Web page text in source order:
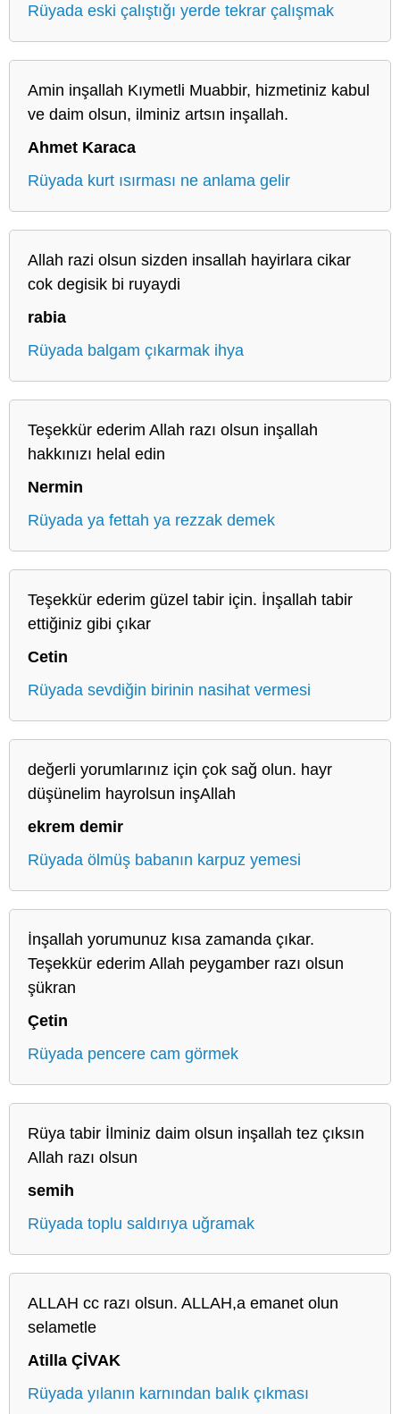
Rüyada eski çalıştığı yerde tekrar çalışmak
Amin inşallah Kıymetli Muabbir, hizmetiniz kabul
ve daim olsun, ilminiz artsın inşallah.
Ahmet Karaca
Rüyada kurt ısırması ne anlama gelir
Allah razi olsun sizden insallah hayirlara cikar
cok degisik bi ruyaydi
rabia
Rüyada balgam çıkarmak ihya
Teşekkür ederim Allah razı olsun inşallah
hakkınızı helal edin
Nermin
Rüyada ya fettah ya rezzak demek
Teşekkür ederim güzel tabir için. İnşallah tabir
ettiğiniz gibi çıkar
Cetin
Rüyada sevdiğin birinin nasihat vermesi
değerli yorumlarınız için çok sağ olun. hayr
düşünelim hayrolsun inşAllah
ekrem demir
Rüyada ölmüş babanın karpuz yemesi
İnşallah yorumunuz kısa zamanda çıkar.
Teşekkür ederim Allah peygamber razı olsun
şükran
Çetin
Rüyada pencere cam görmek
Rüya tabir İlminiz daim olsun inşallah tez çıksın
Allah razı olsun
semih
Rüyada toplu saldırıya uğramak
ALLAH cc razı olsun. ALLAH,a emanet olun
selametle
Atilla ÇİVAK
Rüyada yılanın karnından balık çıkması